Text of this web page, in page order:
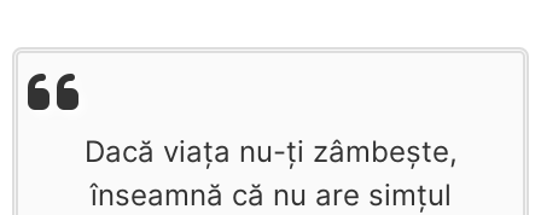
Dacă viaţa nu-ţi zâmbeşte,
înseamnă că nu are simţul